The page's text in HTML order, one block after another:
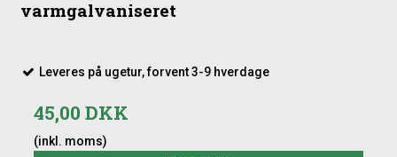
varmgalvaniseret
Leveres på ugetur, forvent 3-9 hverdage
45,00 DKK
(inkl. moms)